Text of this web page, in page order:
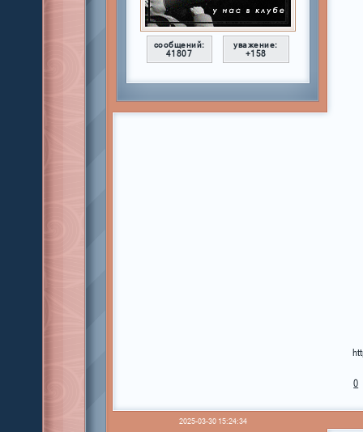
сообщений:
41807
уважение:
+158
0
2025-03-30 15:24:34